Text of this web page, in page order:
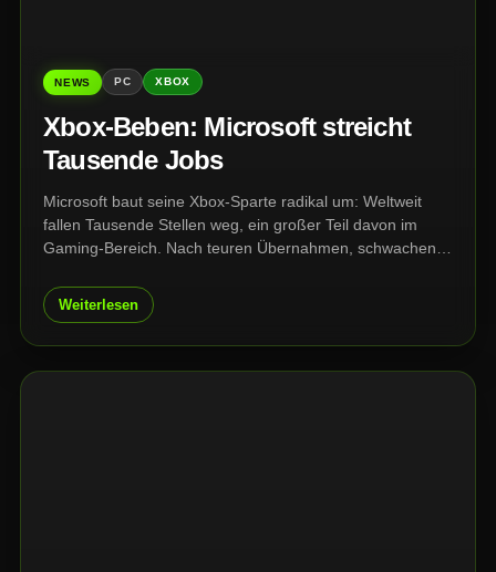
NEWS PC XBOX
Xbox-Beben: Microsoft streicht
Tausende Jobs
Microsoft baut seine Xbox-Sparte radikal um: Weltweit
fallen Tausende Stellen weg, ein großer Teil davon im
Gaming-Bereich. Nach teuren Übernahmen, schwachen
Game Pass steht Xbox vor einer der härtesten
Umstrukturierungen seiner Geschichte.
Weiterlesen